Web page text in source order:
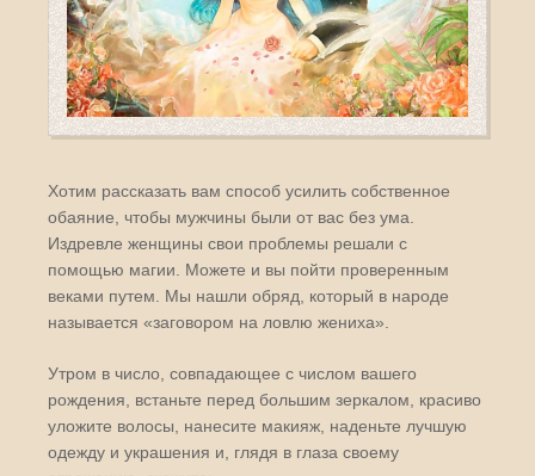
Хотим рассказать вам способ усилить собственное
обаяние, чтобы мужчины были от вас без ума.
Издревле женщины свои проблемы решали с
помощью магии. Можете и вы пойти проверенным
веками путем. Мы нашли обряд, который в народе
называется «заговором на ловлю жениха».
Утром в число, совпадающее с числом вашего
рождения, встаньте перед большим зеркалом, красиво
уложите волосы, нанесите макияж, наденьте лучшую
одежду и украшения и, глядя в глаза своему